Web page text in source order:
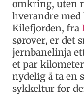
omkring, uten
hverandre
Kilefjorden, fra
sørover, er det
jernbanelinja
et par
nydelig å ta en
sykkeltur for